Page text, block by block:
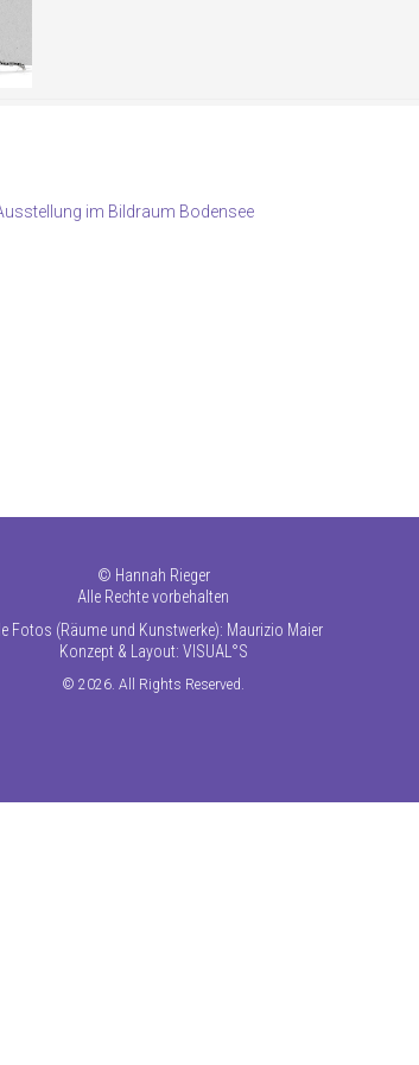
im Bildraum Bodensee
© Hannah Rieger
Alle Rechte vorbehalten
Fotos (Räume und Kunstwerke): Maurizio Maier
Konzept & Layout: VISUAL°S
© 2026. All Rights Reserved.